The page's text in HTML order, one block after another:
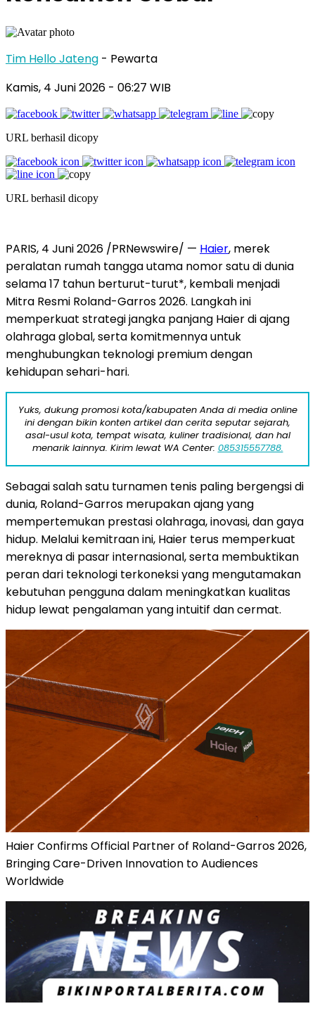
Tim Hello Jateng - Pewarta
Kamis, 4 Juni 2026 - 06:27 WIB
URL berhasil dicopy
URL berhasil dicopy
PARIS, 4 Juni 2026 /PRNewswire/ — Haier, merek
peralatan rumah tangga utama nomor satu di dunia
selama 17 tahun berturut-turut*, kembali menjadi
Mitra Resmi Roland-Garros 2026. Langkah ini
memperkuat strategi jangka panjang Haier di ajang
olahraga global, serta komitmennya untuk
menghubungkan teknologi premium dengan
kehidupan sehari-hari.
Yuks, dukung promosi kota/kabupaten Anda di media online
ini dengan bikin konten artikel dan cerita seputar sejarah,
asal-usul kota, tempat wisata, kuliner tradisional, dan hal
menarik lainnya. Kirim lewat WA Center: 085315557788.
Sebagai salah satu turnamen tenis paling bergengsi di
dunia, Roland-Garros merupakan ajang yang
mempertemukan prestasi olahraga, inovasi, dan gaya
hidup. Melalui kemitraan ini, Haier terus memperkuat
mereknya di pasar internasional, serta membuktikan
peran dari teknologi terkoneksi yang mengutamakan
kebutuhan pengguna dalam meningkatkan kualitas
hidup lewat pengalaman yang intuitif dan cermat.
Haier Confirms Official Partner of Roland-Garros 2026,
Bringing Care-Driven Innovation to Audiences
Worldwide